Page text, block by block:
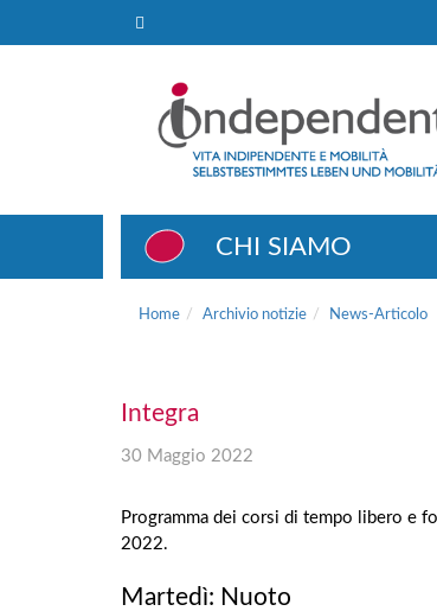
CHI SIAMO
Home Archivio notizie News-Articolo
Integra
30 Maggio 2022
Programma dei corsi di tempo libero e
2022.
Martedì: Nuoto